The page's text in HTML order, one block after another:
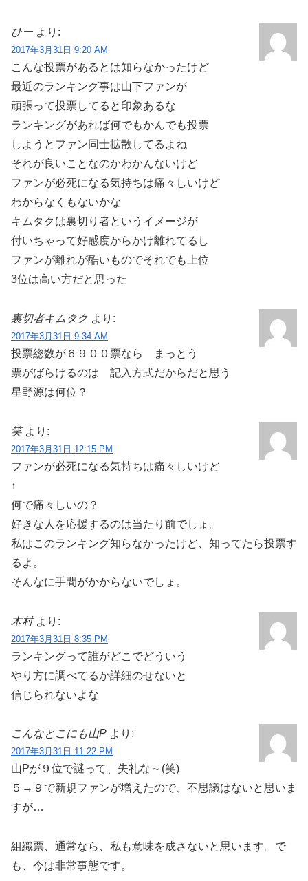
ひー より:
2017年3月31日 9:20 AM
こんな投票があるとは知らなかったけど
最近のランキング事は山下ファンが
頑張って投票してると印象あるな
ランキングがあれば何でもかんでも投票
しようとファン同士拡散してるよね
それが良いことなのかわかんないけど
ファンが必死になる気持ちは痛々しいけど
わからなくもないかな
キムタクは裏切り者というイメージが
付いちゃって好感度からかけ離れてるし
ファンが離れが酷いものでそれでも上位
3位は高い方だと思った
裏切者キムタク より:
2017年3月31日 9:34 AM
投票総数が６９００票なら まっとう
票がばらけるのは 記入方式だからだと思う
星野源は何位？
笑 より:
2017年3月31日 12:15 PM
ファンが必死になる気持ちは痛々しいけど
↑
何で痛々しいの？
好きな人を応援するのは当たり前でしょ。
私はこのランキング知らなかったけど、知ってたら投票す
るよ。
そんなに手間がかからないでしょ。
木村 より:
2017年3月31日 8:35 PM
ランキングって誰がどこでどういう
やり方に調べてるか詳細のせないと
信じられないよな
こんなとこにも山P より:
2017年3月31日 11:22 PM
山Pが９位で謎って、失礼な～(笑)
５→９で新規ファンが増えたので、不思議はないと思いま
すが…
組織票、通常なら、私も意味を成さないと思います。で
も、今は非常事態です。